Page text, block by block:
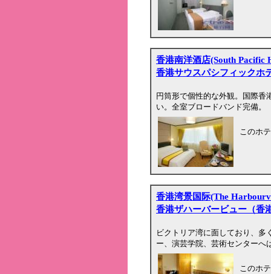
香港南洋酒店(South Pacific
香港サウスパシフィックホ
円筒形で個性的な外観。国際香
い。全室ブロードバンド完備。
このホ
香港湾景国际(The
香港ザハーバービュー（香
ビクトリア湾に面しており、多
ー、演芸学院、芸術センターへ
このホ